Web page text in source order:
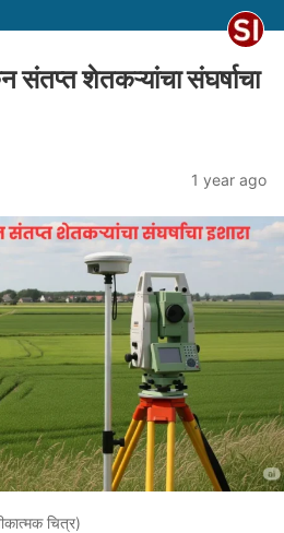
संतप्त शेतकऱ्यांचा संघर्षाचा
1 year ago
चित्र)